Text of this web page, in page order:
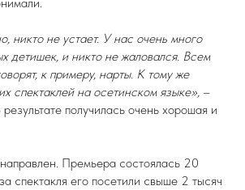
никто не устает. У нас очень много
детишек, и никто не жаловался. Всем
к примеру, нарты. К тому же
спектаклей на осетинском языке», –
получилась очень хорошая и
Премьера состоялась 20
спектакля его посетили свыше 2 тысяч